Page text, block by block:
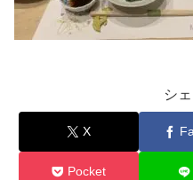
シ
X
Pocket